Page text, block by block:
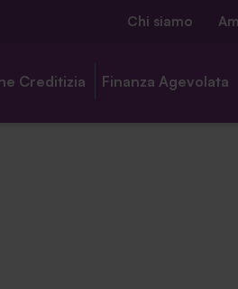
Chi siamo
Creditizia Finanza Agevolata